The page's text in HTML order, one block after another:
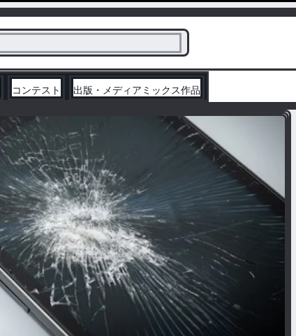
コンテスト 出版・メディアミックス作品